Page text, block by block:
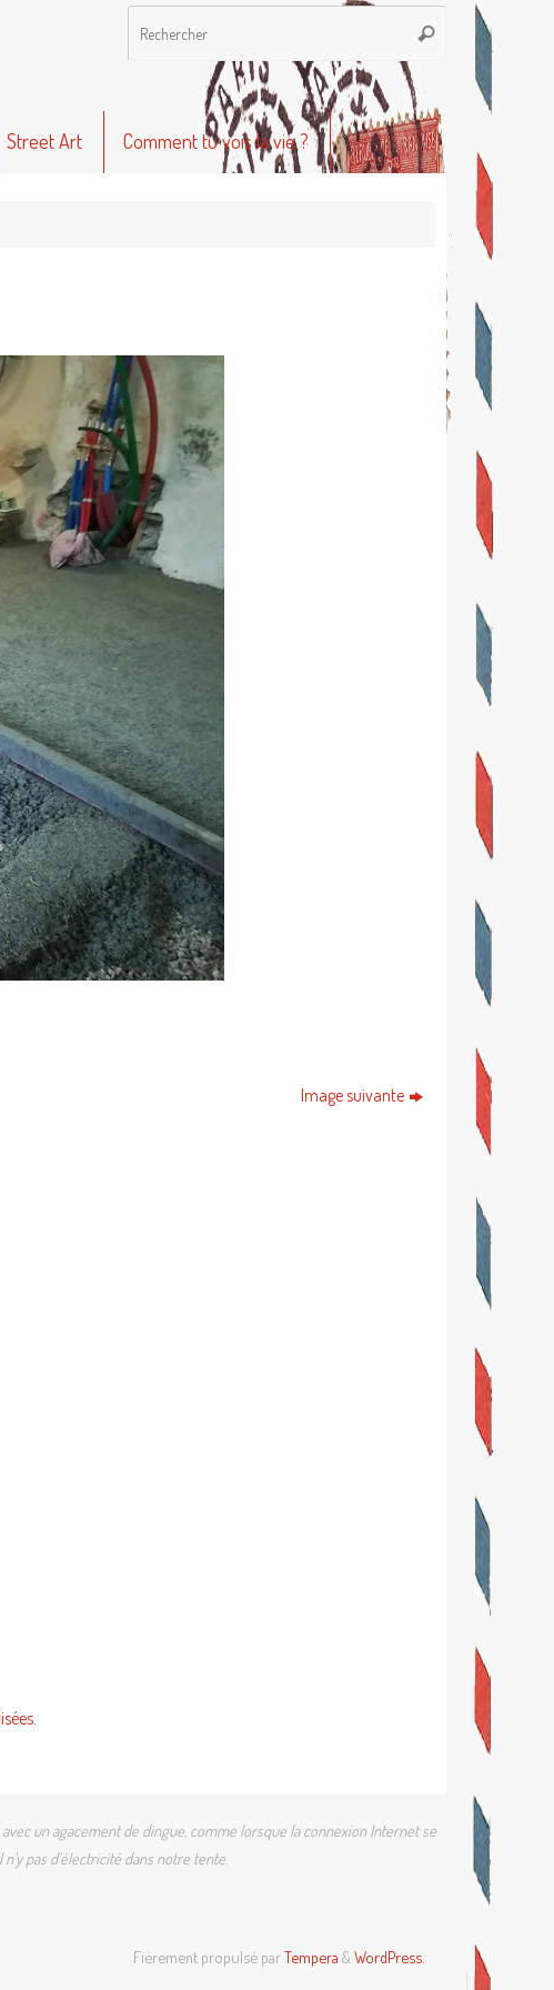
Recherche
pour
Rechercher
Street Art Comment tu vois la vie ?
Image suivante
.
un agacement de dingue, comme lorsque la connexion Internet se
pas d'électricité dans notre tente.
Fièrement propulsé parTempera & WordPress.